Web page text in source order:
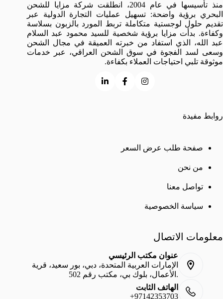
منذ تأسيسها في عام 2004، انطلقت شركة مزايا للشحن
البحري برؤية واضحة: تسهيل عمليات التجارة الدولية عبر
تقديم حلول لوجستية متكاملة تربط المورد بالزبون بسلاسة
وكفاءة. بدأت مزايا برؤية شخصية للسيد محمود عبد السلام
عبد الله، الذي استفاد من خبرته العميقة في مجال الشحن
وسعى لسد الفجوة في سوق الشحن العراقي، عبر خدمات
موثوقة تلبي احتياجات العملاء بكفاءة.
روابط مفيدة
صفحة طلب عرض السعر
من نحن
تواصل معنا
سياسة الخصوصية
معلومات الاتصال
عنوان مكتب الرئيسي
الإمارات العربية المتحدة، دبي، بور سعيد، قرية
الأعمال، بلوك بي، مكتب رقم 502.
الهاتف الثابت
+97142353703